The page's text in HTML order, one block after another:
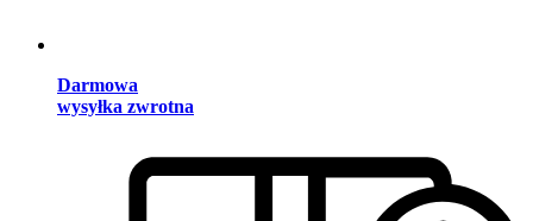
Darmowa
wysyłka zwrotna